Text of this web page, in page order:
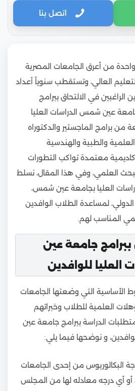
اتصل بنا
من أعرق الجامعات المصرية
العالي، وتستقطب سنوياً أعداد
الراغبين في الالتحاق ببرامج
جامعة عين شمس الدراسات العليا
برامج الماجستير والدكتوراه
والطبية والهندسية
معتمدة تواكب التطورات
العلمي، وفي هذا المقال، نسلط
العليا بجامعة عين شمس،
الدولي، لمساعدة الطلاب الوافدين
المناسب لهم.
ببرامج جامعة عين
للوافدين
الأساسية التي وضعتها الجامعات
العلمية للطلاب وخبراتهم
الدراسة ببرامج جامعة عين
و نوضحها فيما يلي:
البكالوريوس من إحدى الجامعات
أو أي درجه معادله لها من المجلس